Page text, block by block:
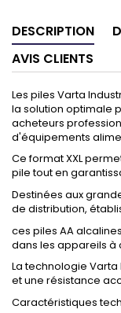
DESCRIPTION
AVIS CLIENTS
Les piles Varta
la solution optimale
acheteurs
d'équipements
Ce format XXL
pile tout en
Destinées aux
de distribution,
ces piles AA
dans les appareils à
La technologie
et une résistance
Caractéristiques